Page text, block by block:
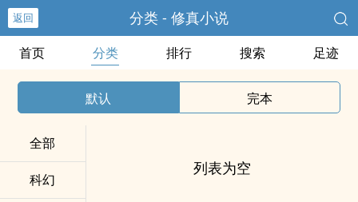
返回 分类 - 修真小说
首页 分类 排行 搜索 足迹
默认 完本
全部
科幻
列表为空